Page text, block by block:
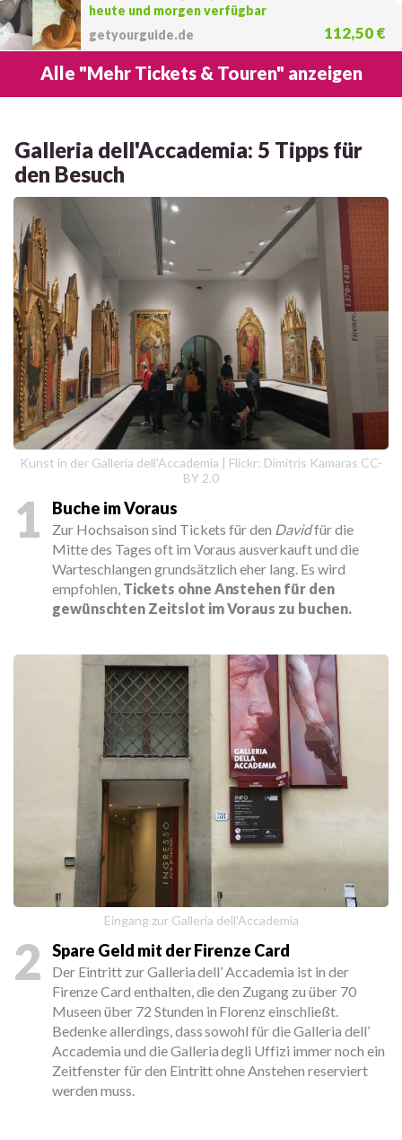
heute und morgen verfügbar
getyourguide.de
112,50 €
Alle "Mehr Tickets & Touren" anzeigen
Galleria dell'Accademia: 5 Tipps für
den Besuch
Kunst in der Galleria dell'Accademia | Flickr: Dimitris Kamaras CC-
BY 2.0
1 Buche im Voraus
Zur Hochsaison sind Tickets für den Davidfür die
Mitte des Tages oft im Voraus ausverkauft und die
Warteschlangen grundsätzlich eher lang. Es wird
empfohlen, Tickets ohne Anstehen für den
gewünschten Zeitslot im Voraus zu buchen.
Eingang zur Galleria dell'Accademia
2 Spare Geld mit der Firenze Card
Der Eintritt zur Galleria dell’ Accademia ist in der
Firenze Card enthalten, die den Zugang zu über 70
Museen über 72 Stunden in Florenz einschließt.
Bedenke allerdings, dass sowohl für die Galleria dell’
Accademia und die Galleria degli Uffizi immer noch ein
Zeitfenster für den Eintritt ohne Anstehen reserviert
werden muss.